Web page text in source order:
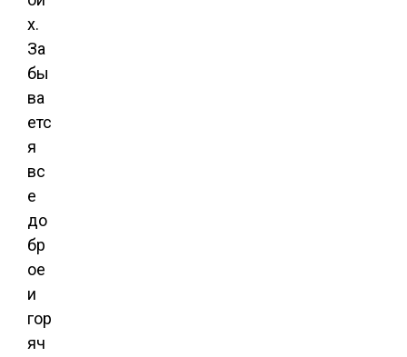
х.
За
бы
ва
етс
я
вс
е
до
бр
ое
и
гор
яч